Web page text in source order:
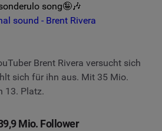
song🤪🎶
sound - Brent Rivera
Brent Rivera versucht sich
sich für ihn aus. Mit 35 Mio.
13. Platz.
Mio. Follower